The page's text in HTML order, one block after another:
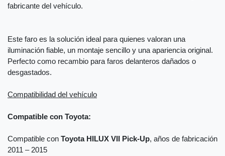
fabricante del vehículo.
Este faro es la solución ideal para quienes valoran una
iluminación fiable, un montaje sencillo y una apariencia original.
Perfecto como recambio para faros delanteros dañados o
desgastados.
Compatibilidad del vehículo
Compatible con Toyota:
Compatible con Toyota HILUX VII Pick-Up, años de fabricación
2011 – 2015